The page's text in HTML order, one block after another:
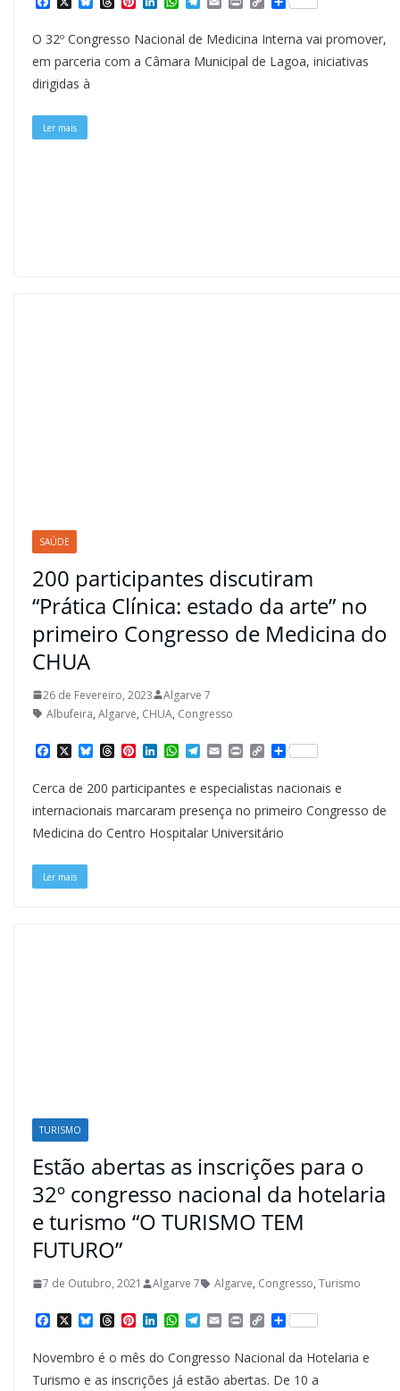
a
c
e
b
o
o
e
s
k
h
e
a
d
n
t
e
r
n
k
e
d
h
a
t
s
A
e
e
g
r
m
i
l
n
t
o
y
L
i
h
r
e
O 32º Congresso Nacional de Medicina Interna vai promover,
em parceria com a Câmara Municipal de Lagoa, iniciativas
dirigidas à
Ler mais
SAÚDE
200 participantes discutiram
“Prática Clínica: estado da arte” no
primeiro Congresso de Medicina do
CHUA
26 de Fevereiro, 2023
Algarve 7
Albufeira, Algarve, CHUA, Congresso
a
e
b
o
o
X B
u
e
s
k
y
T
h
e
a
d
s
P
n
t
e
r
e
L
k
e
d
I
W
h
t
s
A
p
T
e
e
g
r
a
E
m
i
l
P
i
n
t
C
o
y
L
i
n
S
h
r
e
Cerca de 200 participantes e especialistas nacionais e
internacionais marcaram presença no primeiro Congresso de
Medicina do Centro Hospitalar Universitário
Ler mais
TURISMO
Estão abertas as inscrições para o
32º congresso nacional da hotelaria
e turismo “O TURISMO TEM
FUTURO”
7 de Outubro, 2021 Algarve 7 Algarve, Congresso, Turismo
e
b
X B
u
e
s
T
e
a
P
n
t
e
L
k
e
W
t
s
T
e
g
E
i
l
P
n
t
C
y
L
S
a
r
e
Novembro é o mês do Congresso Nacional da Hotelaria e
Turismo e as inscrições já estão abertas. De 10 a